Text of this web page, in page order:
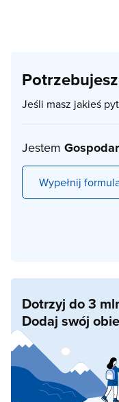
Jeśli masz jakieś
Jestem
Wypełnij
Dotrzyj do 3
Dodaj swój